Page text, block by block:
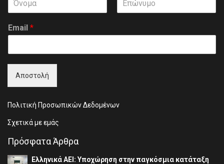
i
rEmail *
Αποστολή
Πολιτική Προσωπικών Δεδομένων
Σχετικά με εμάς
Πρόσφατα Άρθρα
Ελληνικά ΑΕΙ: Υποχώρηση στην παγκόσμια κατάταξη